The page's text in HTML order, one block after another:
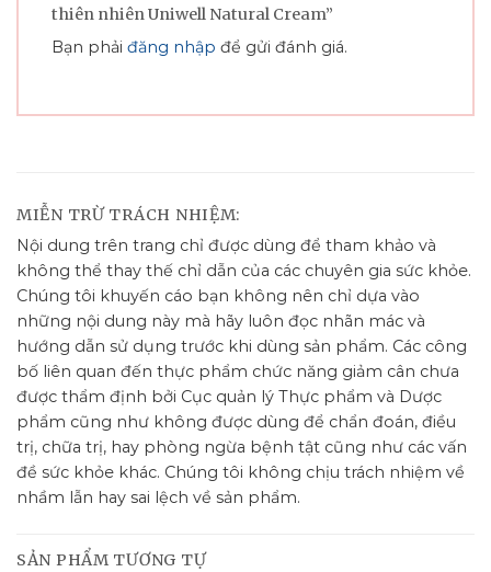
thiên nhiên Uniwell Natural Cream”
Bạn phải đăng nhập để gửi đánh giá.
MIỄN TRỪ TRÁCH NHIỆM:
Nội dung trên trang chỉ được dùng để tham khảo và
không thể thay thế chỉ dẫn của các chuyên gia sức khỏe.
Chúng tôi khuyến cáo bạn không nên chỉ dựa vào
những nội dung này mà hãy luôn đọc nhãn mác và
hướng dẫn sử dụng trước khi dùng sản phẩm. Các công
bố liên quan đến thực phẩm chức năng giảm cân chưa
được thẩm định bởi Cục quản lý Thực phẩm và Dược
phẩm cũng như không được dùng để chẩn đoán, điều
trị, chữa trị, hay phòng ngừa bệnh tật cũng như các vấn
đề sức khỏe khác. Chúng tôi không chịu trách nhiệm về
nhầm lẫn hay sai lệch về sản phẩm.
SẢN PHẨM TƯƠNG TỰ